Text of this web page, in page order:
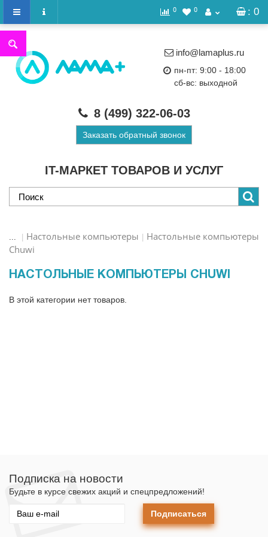
: 0
0 0
IT-МАРКЕТ ТОВАРОВ И УСЛУГ
info@lamaplus.ru
пн-пт: 9:00 - 18:00
сб-вс: выходной
8 (499) 322-06-03
Заказать обратный звонок
... Настольные компьютеры
Настольные компьютеры
Chuwi
НАСТОЛЬНЫЕ КОМПЬЮТЕРЫ CHUWI
В этой категории нет товаров.
Подписка на новости
Будьте в курсе свежих акций и спецпредложений!
Подписаться